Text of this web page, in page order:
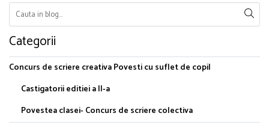
Categorii
Concurs de scriere creativa Povesti cu suflet de copil
Castigatorii editiei a II-a
Povestea clasei- Concurs de scriere colectiva